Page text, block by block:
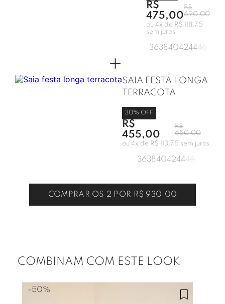
R$
475,00
R$
690,00
ou 4x de R$ 118,75
sem juros
363840424446
+
SAIA FESTA LONGA
TERRACOTA
30% OFF
R$
455,00
R$
650,00
ou 4x de R$ 113,75 sem juros
363840424446
COMPRAR OS 2 POR R$ 930,00
COMBINAM COM ESTE LOOK
-50%